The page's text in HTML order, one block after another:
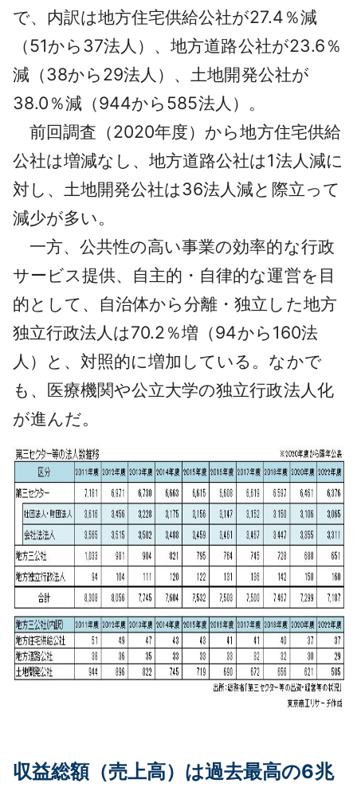
で、内訳は地方住宅供給公社が27.4％減
（51から37法人）、地方道路公社が23.6％
減（38から29法人）、土地開発公社が
38.0％減（944から585法人）。
前回調査（2020年度）から地方住宅供給
公社は増減なし、地方道路公社は1法人減に
対し、土地開発公社は36法人減と際立って
減少が多い。
一方、公共性の高い事業の効率的な行政
サービス提供、自主的・自律的な運営を目
的として、自治体から分離・独立した地方
独立行政法人は70.2％増（94から160法
人）と、対照的に増加している。なかで
も、医療機関や公立大学の独立行政法人化
が進んだ。
収益総額（売上高）は過去最高の6兆